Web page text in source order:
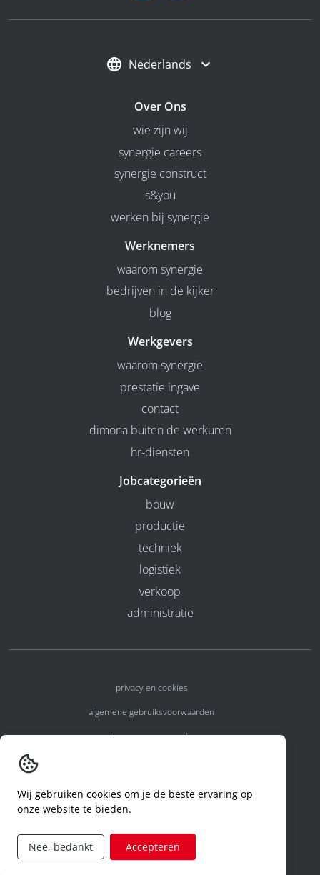
Nederlands
Over Ons
wie zijn wij
synergie careers
synergie construct
s&you
werken bij synergie
Werknemers
waarom synergie
bedrijven in de kijker
blog
Werkgevers
waarom synergie
prestatie ingave
contact
dimona buiten de werkuren
hr-diensten
Jobcategorieën
bouw
productie
techniek
logistiek
verkoop
administratie
privacy en cookies
algemene gebruiksvoorwaarden
algemene voorwaarden
code of conduct
aanvraag rechten ivm privacy
Wij gebruiken cookies om je de beste ervaring op
onze website te bieden.
Nee, bedankt Accepteren